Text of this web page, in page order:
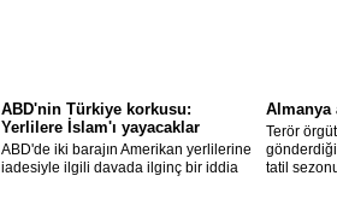
ABD'nin Türkiye korkusu:
Yerlilere İslam'ı yayacaklar
ABD'de iki barajın Amerikan yerlilerine
iadesiyle ilgili davada ilginç bir iddia
Almanya
Terör
gönderdiği
tatil